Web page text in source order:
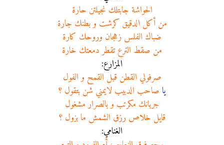
الحواشة جابتلك نجيلتن حارة
من أكل الدقيق كرشت و بطنك جارة
ضباك الفلس زهجان وروحك كارة
من صقط الترع تقطر دمعتك خارة
المزارع:
صرفولي القطن قبل القمح و الفول
ياصاحب الدبيب لايمني شن بتقول ؟
جربانك مكرتب و بالصرار مشغول
قايل خلاص رزق الشمش ما بزول ؟
الغنامي: